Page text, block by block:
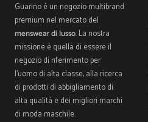
Guarino è un negozio multibrand
premium nel mercato del
menswear di lusso. La nostra
missione è quella di essere il
negozio di riferimento per
l'uomo di alta classe, alla ricerca
di prodotti di abbigliamento di
alta qualità e dei migliori marchi
di moda maschile.